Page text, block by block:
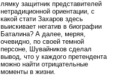
лямку защитник представителей
нетрадиционной ориентации, с
какой стати Захаров здесь
выискивает негатив в биографии
Баталина? А далее, меряя,
очевидно, по своей темной
персоне, Шувайников сделал
вывод, что у каждого претендента
можно найти отрицательные
моменты в жизни.